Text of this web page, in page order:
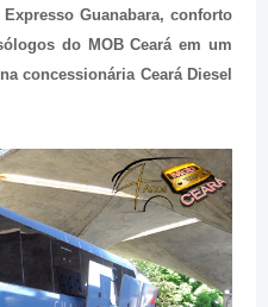
Guanabara, conforto
do MOB Ceará em um
concessionária Ceará Diesel